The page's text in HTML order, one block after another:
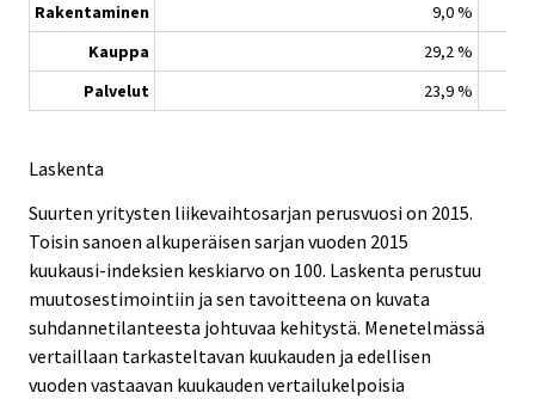
Rakentaminen
9,0 %
Kauppa
29,2 %
Palvelut
23,9 %
Laskenta
Suurten yritysten liikevaihtosarjan perusvuosi on 2015.
Toisin sanoen alkuperäisen sarjan vuoden 2015
kuukausi-indeksien keskiarvo on 100. Laskenta perustuu
muutosestimointiin ja sen tavoitteena on kuvata
suhdannetilanteesta johtuvaa kehitystä. Menetelmässä
vertaillaan tarkasteltavan kuukauden ja edellisen
vuoden vastaavan kuukauden vertailukelpoisia